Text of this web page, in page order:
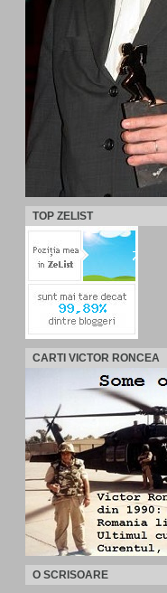
TOP ZELIST
CARTI VICTOR RONCEA
O SCRISOARE